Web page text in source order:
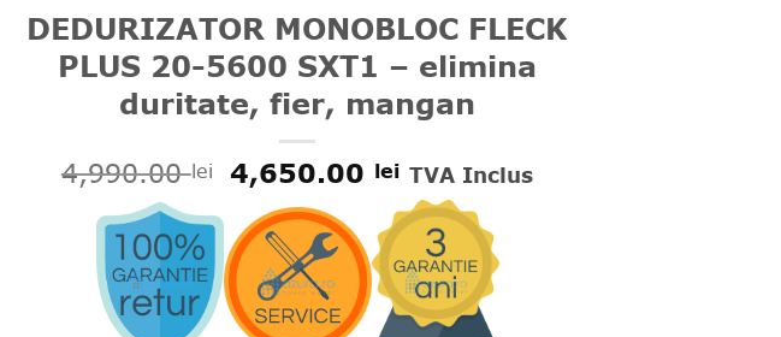
DEDURIZATOR MONOBLOC FLECK
PLUS 20-5600 SXT1 – elimina
duritate, fier, mangan
4,990.00lei Prețul
inițial
a
fost:
4,990.00 lei.
4,650.00 leiPrețul
curent
este:
4,650.00 lei.
TVA Inclus